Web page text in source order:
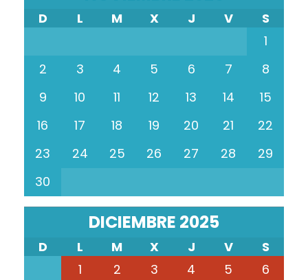
D L M X J V
S
1
2
3 4 5 6 7
8
9
10 11 12 13 14
15
16
17 18 19 20 21
22
23
24 25 26 27 28
29
30
DICIEMBRE 2025
D L M X J V
S
1
2 3 4 5 6